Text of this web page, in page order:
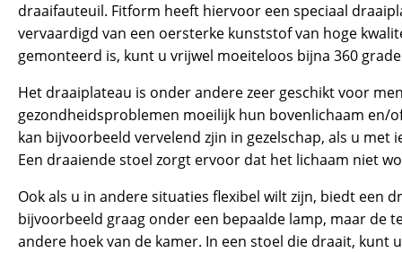
draaifauteuil. Fitform heeft hiervoor een speciaal
vervaardigd van een oersterke kunststof van hoge
gemonteerd is, kunt u vrijwel moeiteloos bijna 360
Het draaiplateau is onder andere zeer geschikt voor
gezondheidsproblemen moeilijk hun bovenlichaam en/
kan bijvoorbeeld vervelend zjin in gezelschap, als u met
Een draaiende stoel zorgt ervoor dat het lichaam niet
Ook als u in andere situaties flexibel wilt zijn, biedt een
bijvoorbeeld graag onder een bepaalde lamp, maar de
andere hoek van de kamer. In een stoel die draait, kunt